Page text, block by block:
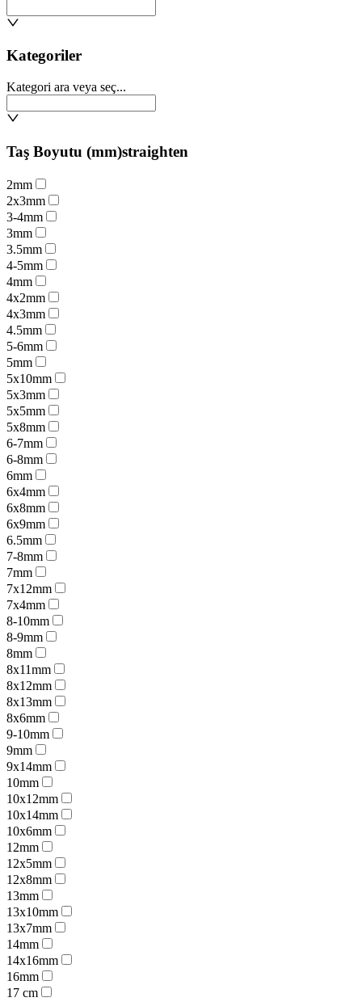
Kategoriler
Kategori ara veya seç...
Taş Boyutu (mm)straighten
2mm
2x3mm
3-4mm
3mm
3.5mm
4-5mm
4mm
4x2mm
4x3mm
4.5mm
5-6mm
5mm
5x10mm
5x3mm
5x5mm
5x8mm
6-7mm
6-8mm
6mm
6x4mm
6x8mm
6x9mm
6.5mm
7-8mm
7mm
7x12mm
7x4mm
8-10mm
8-9mm
8mm
8x11mm
8x12mm
8x13mm
8x6mm
9-10mm
9mm
9x14mm
10mm
10x12mm
10x14mm
10x6mm
12mm
12x5mm
12x8mm
13mm
13x10mm
13x7mm
14mm
14x16mm
16mm
17 cm